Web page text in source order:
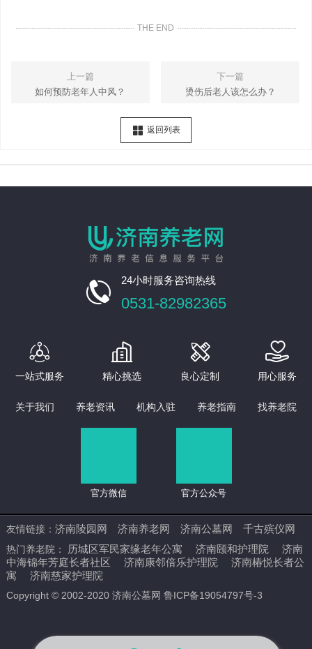
THE END
上一篇
如何预防老年人中风？
下一篇
烫伤后老人该怎么办？
返回列表
 24小时服务咨询热线
0531-82982365

一站式服务

精心挑选

良心定制

用心服务
关于我们 养老资讯 机构入驻 养老指南 找养老院
官方微信 官方公众号
友情链接： 济南陵园网 济南养老网 济南公墓网 千古殡仪网
热门养老院： 历城区军民家缘老年公寓 济南颐和护理院
济南
中海锦年芳庭长者社区
济南康邻倍乐护理院
济南椿悦长者公
寓
济南慈家护理院
Copyright © 2002-2020 济南公墓网 鲁ICP备19054797号-3